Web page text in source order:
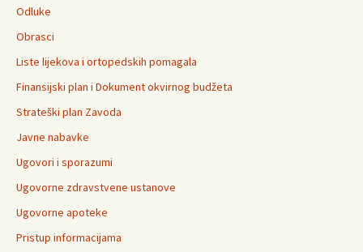
Odluke
Obrasci
Liste lijekova i ortopedskih pomagala
Finansijski plan i Dokument okvirnog budžeta
Strateški plan Zavoda
Javne nabavke
Ugovori i sporazumi
Ugovorne zdravstvene ustanove
Ugovorne apoteke
Pristup informacijama